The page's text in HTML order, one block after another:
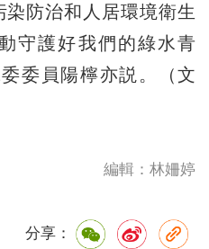
防治和人居環境衛生
守護好我們的綠水青
委員陽檸亦説。（文
編輯：林姍婷
分享：